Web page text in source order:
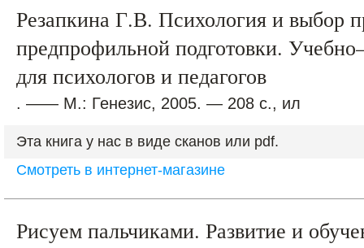
Резапкина Г.В. Психология и выбор
предпрофильной подготовки.
для психологов и педагогов
. —— М.: Генезис, 2005. — 208 с., ил
Эта книга у нас в виде сканов или pdf.
Смотреть в интернет-магазине
Рисуем пальчиками. Развитие и